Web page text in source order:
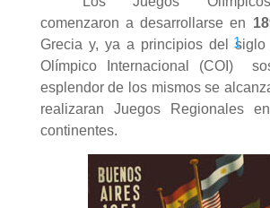
comenzaron a desarrollarse en
Grecia y, ya a principios del
Olímpico Internacional (COI)
1
esplendor de los mismos se
realizaran Juegos Regionales
continentes.